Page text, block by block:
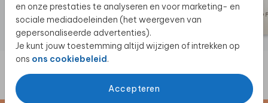
en onze prestaties te analyseren en voor marketing- en
sociale mediadoeleinden (het weergeven van
gepersonaliseerde advertenties).
Je kunt jouw toestemming altijd wijzigen of intrekken op
ons ons cookiebeleid.
Accepteren